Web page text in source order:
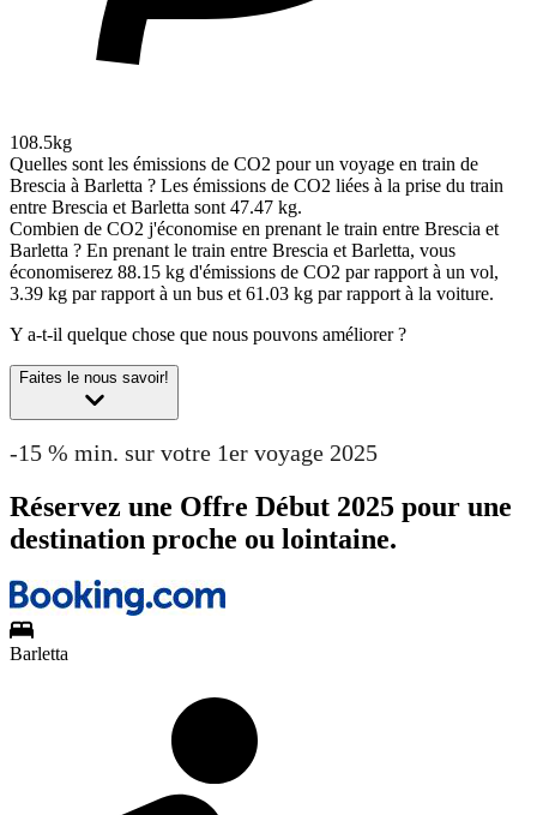
108.5kg
Quelles sont les émissions de CO2 pour un voyage en train de
Brescia à Barletta ? Les émissions de CO2 liées à la prise du train
entre Brescia et Barletta sont 47.47 kg.
Combien de CO2 j'économise en prenant le train entre Brescia et
Barletta ? En prenant le train entre Brescia et Barletta, vous
économiserez 88.15 kg d'émissions de CO2 par rapport à un vol,
3.39 kg par rapport à un bus et 61.03 kg par rapport à la voiture.
Y a-t-il quelque chose que nous pouvons améliorer ?
Faites le nous savoir!
-15 % min. sur votre 1er voyage 2025
Réservez une Offre Début 2025 pour une
destination proche ou lointaine.
Barletta